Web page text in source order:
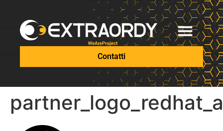
Contatti